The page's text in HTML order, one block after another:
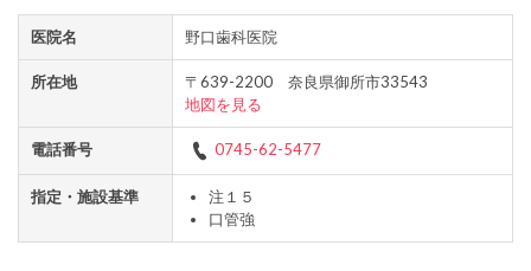
医院名 野口歯科医院
所在地
〒639-2200 奈良県御所市33543
地図を見る
電話番号 0745-62-5477
指定・施設基準
注１５
口管強